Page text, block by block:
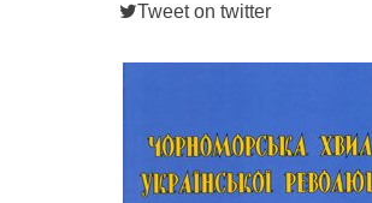
Tweet on twitter